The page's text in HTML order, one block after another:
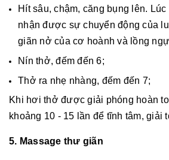
Hít sâu, chậm, căng bụng lên. Lúc
nhận được sự chuyển động của
giãn nở của cơ hoành và lồng
Nín thở, đếm đến 6;
Thở ra nhẹ nhàng, đếm đến 7;
Khi hơi thở được giải phóng hoàn
khoảng 10 - 15 lần để tĩnh tâm, giải
5. Massage thư giãn